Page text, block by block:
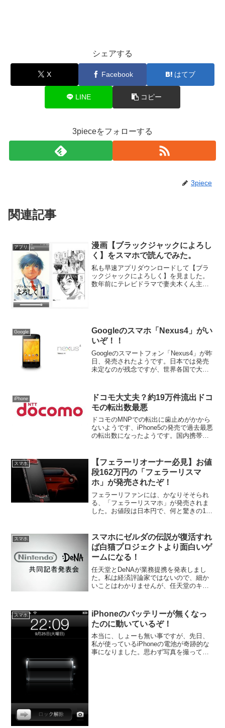
シェアする
X Facebook はてブ
LINE コピー
3pieceをフォローする
3piece
関連記事
アプリ
漫画【ブラックジャックによろし
く】をスマホで読んでみた。
私も早速アプリダウンロードして【ブラ
ックジャックによろしく】を見ました。
数年前にテレビドラマで妻夫木くん主演
Google
Googleのスマホ「Nexus4」がい
いぞ！！
Googleのスマートフォン「Nexus4」が昨
日、発売されたようです。日本では発売
未定なのが残念ですが、世界各国で大人
間）、10月29日に発表した一連のオリ
ジ...
iPhone
ドコモ大丈夫？約19万件流出ドコ
モの転出数最悪
ドコモのMNPでの転出に歯止めがかから
ないようです、iPhone5の発売で過去最悪
の転出数になったようです。国内携帯電
を変更しても同じ番号が使える「番号持
ち運び制度（Ｍ...
スマホ
【フェラーリオーナー必見】お値
段162万円の「フェラーリスマ
ホ」が発売されたぞ！
フェラーリファンには、かなりそそられ
る、「フェラーリスマホ」が発売されま
した。お値段は日本円で、何と驚きの162
リスマホ」を作った会社は、Vertu（ヴァ
ーチュ）と言う会...
スマホ
スマホにゼルダの伝説が復活すれ
ば白猫プロジェクトより面白いゲ
ームになる！
任天堂とDeNAが業務提携を発表しまし
た。私は経済評論家ではないので、細か
いことはわかりませんが、任天堂のキャ
キャラクターも登場します。
スマホ
iPhoneのバッテリーが無くなっ
たのに動いているぞ！
本当に、しょーも無い事ですが、先日、
私が使っているiPhoneの電池が奇跡的な
事になりました。思わず写真を撮ってみ